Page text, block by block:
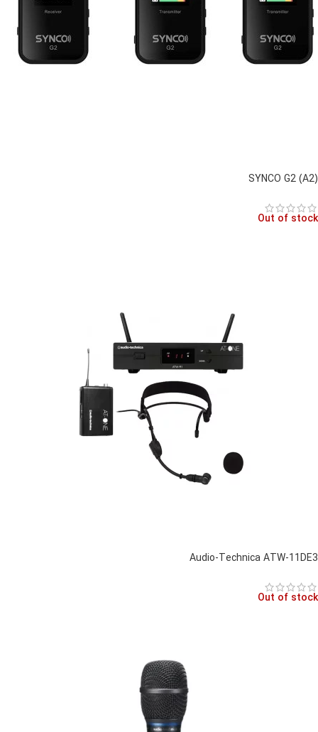
(A2) SYNCO G2
Out of stock
Audio-Technica ATW-11DE3
Out of stock